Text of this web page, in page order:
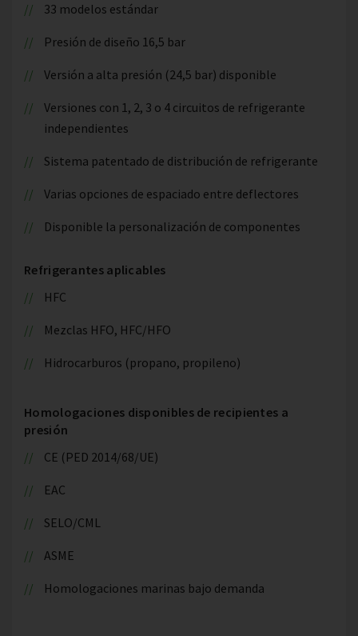
33 modelos estándar
Presión de diseño 16,5 bar
Versión a alta presión (24,5 bar) disponible
Versiones con 1, 2, 3 o 4 circuitos de refrigerante
independientes
Sistema patentado de distribución de refrigerante
Varias opciones de espaciado entre deflectores
Disponible la personalización de componentes
Refrigerantes aplicables
HFC
Mezclas HFO, HFC/HFO
Hidrocarburos (propano, propileno)
Homologaciones disponibles de recipientes a
presión
CE (PED 2014/68/UE)
EAC
SELO/CML
ASME
Homologaciones marinas bajo demanda